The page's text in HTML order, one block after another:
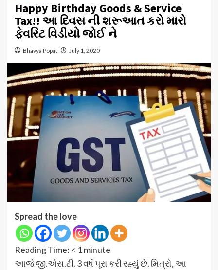
Happy Birthday Goods & Service
Tax!! આ દિવસ ની શરૂઆત કરો મારો
ફેવરિટ વિડીયો જોઈ ને
Bhavya Popat July 1, 2020
Spread the love
Reading Time: < 1minute
આજે જી.એસ.ટી. 3 વર્ષ પૂરા કરી રહ્યું છે. મિત્રો, આ